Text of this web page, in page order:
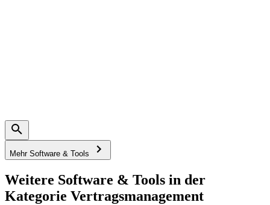
Mehr Software & Tools
Weitere Software & Tools in der
Kategorie Vertragsmanagement